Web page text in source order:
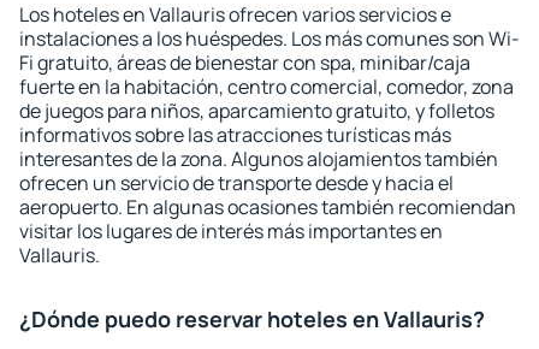
Los hoteles en Vallauris ofrecen varios servicios e
instalaciones a los huéspedes. Los más comunes son Wi-
Fi gratuito, áreas de bienestar con spa, minibar/caja
fuerte en la habitación, centro comercial, comedor, zona
de juegos para niños, aparcamiento gratuito, y folletos
informativos sobre las atracciones turísticas más
interesantes de la zona. Algunos alojamientos también
ofrecen un servicio de transporte desde y hacia el
aeropuerto. En algunas ocasiones también recomiendan
visitar los lugares de interés más importantes en
Vallauris.
¿Dónde puedo reservar hoteles en Vallauris?